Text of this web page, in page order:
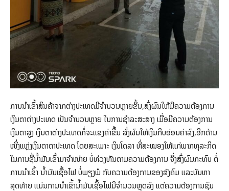
ການນໍາເຂົ້າສິນຄ້າຈາກຕ່າງປະເທດມີຈຳນວນຫຼາຍຂຶ້ນ,ສົ່ງຜົນໃຫ້ມີຄວາມຕ້ອງການ
ເງິນຕາຕ່າງປະເທດ ເປັນຈຳນວນຫຼາຍ ໃນການຊໍາລະສະສາງ ເມື່ອມີຄວາມຕ້ອງການ
ເງິນຕາສູງ ເງິນຕາຕ່າງປະເທດກໍ່ຈະແຂງຄ່າຂຶ້ນ ສົ່ງຜົນໃຫ້ເງິນກີບອ່ອນຄ່າລົງ,ອີກດ້ານ
ໜຶ່ງແຫຼ່ງເງິນຕາຕາປະເທດ ໂດຍສະເພາະ ເງິນໂດລາ ທີ່ສະໜອງໃຫ້ແກ່ພາກທຸລະກິດ
ໃນການຊື້ນໍ້າມັນເຂົ້າມາຈໍາໜ່າຍ ບໍ່ທ່ວງທັນຕາມຄວາມຕ້ອງການ ຈຶ່ງສົ່ງຜົນກະທົບ ຕໍ່
ການນໍາເຂົ້າ ນໍ້າມັນເຊື້ອໄຟ ບໍ່ພຽງພໍ ກັບຄວາມຕ້ອງການຂອງສັງຄົມ ແລະບັນຫາ
ສຸດທ້າຍ ແມ່ນການນໍາເຂົ້ານໍ້າມັນເຊື້ອໄຟມີຈໍານວນຫຼຸດລົງ ແຕ່ຄວາມຕ້ອງການຊົມ